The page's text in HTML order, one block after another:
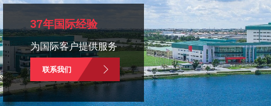
新闻媒体
为什么选择科禄格
招聘
37年国际经验
为国际客户提供服务
联系我们